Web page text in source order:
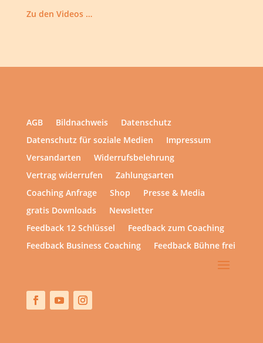
Zu den Videos …
AGB Bildnachweis
Datenschutz
Datenschutz für soziale Medien
Impressum
Versandarten
Widerrufsbelehrung
Vertrag widerrufen
Zahlungsarten
Coaching Anfrage
Shop
Presse & Media
gratis Downloads
Newsletter
Feedback 12 Schlüssel
Feedback zum Coaching
Feedback Business Coaching
Feedback Bühne frei